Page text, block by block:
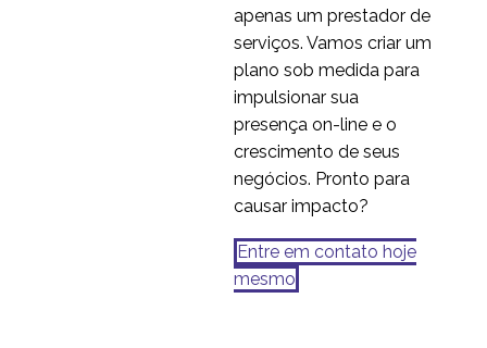
apenas um prestador de
serviços. Vamos criar um
plano sob medida para
impulsionar sua
presença on-line e o
crescimento de seus
negócios. Pronto para
causar impacto?
Entre em contato hoje
mesmo